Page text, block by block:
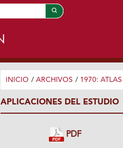
INICIO / ARCHIVOS / 1970:
APLICACIONES DEL ESTUDIO
PDF